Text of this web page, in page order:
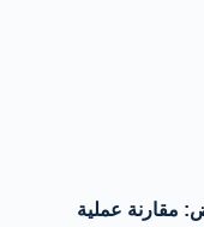
مقارنة عملية